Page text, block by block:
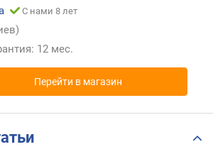
С нами 8 лет
12 мес.
Перейти в магазин